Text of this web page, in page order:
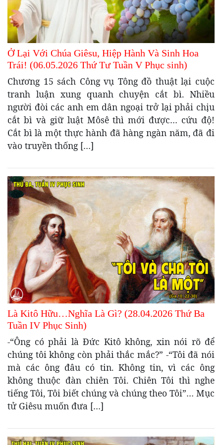
Ở Lại Với Chúa Giêsu, Hiệp Hành Và Sinh Hoa
Trái! (06.05.2026 Thứ Tư Tuần V Phục sinh)
Chương 15 sách Công vụ Tông đồ thuật lại cuộc
tranh luận xung quanh chuyện cắt bì. Nhiều
người đòi các anh em dân ngoại trở lại phải chịu
cắt bì và giữ luật Môsê thì mới được… cứu độ!
Cắt bì là một thực hành đã hàng ngàn năm, đã đi
vào truyền thống […]
Là Kitô Hữu…Nghĩa Là Gì? (28.04.2026 Thứ Ba
Tuần IV Phục Sinh)
-“Ông có phải là Đức Kitô không, xin nói rõ để
chúng tôi không còn phải thắc mắc?” -“Tôi đã nói
mà các ông đâu có tin. Không tin, vì các ông
không thuộc đàn chiên Tôi. Chiên Tôi thì nghe
tiếng Tôi, Tôi biết chúng và chúng theo Tôi”… Mục
tử Giêsu muốn đưa […]